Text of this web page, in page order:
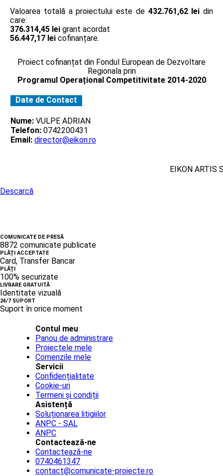
Valoarea totală a proiectului este de 432.761,62 lei din
care:
376.314,45 lei grant acordat
56.447,17 lei cofinanțare.
Proiect cofinanțat din Fondul European de Dezvoltare
Regionala prin
Programul Operațional Competitivitate 2014-2020
Date de Contact
Nume: VULPE ADRIAN
Telefon: 0742200431
Email: director@eikon.ro
EIKON ARTIS
Descarcă
COMUNICATE DE PRESĂ
8872 comunicate publicate
PLĂȚI ACCEPTATE
Card, Transfer Bancar
PLĂȚI
100% securizate
LIVRARE GRATUITĂ
Identitate vizuală
24/7 SUPORT
Suport în orice moment
Contul meu
Panou de administrare
Proiectele mele
Comenzile mele
Servicii
Confidențialitate
Cookie-uri
Termeni și condiții
Asistență
Soluționarea litigiilor
ANPC - SAL
ANPC
Contactează-ne
Contactează-ne
0740461347
contact@comunicate-proiecte.ro